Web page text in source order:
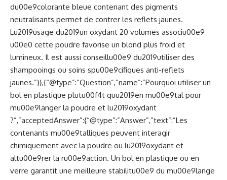
du00e9colorante bleue contenant des pigments
neutralisants permet de contrer les reflets jaunes.
Lu2019usage du2019un oxydant 20 volumes associu00e9
u00e0 cette poudre favorise un blond plus froid et
lumineux. Il est aussi conseillu00e9 du2019utiliser des
shampooings ou soins spu00e9cifiques anti-reflets
jaunes.”}},{“@type”:”Question”,”name”:”Pourquoi utiliser un
bol en plastique plutu00f4t quu2019en mu00e9tal pour
mu00e9langer la poudre et lu2019oxydant
?”,”acceptedAnswer”:{“@type”:”Answer”,”text”:”Les
contenants mu00e9talliques peuvent interagir
chimiquement avec la poudre ou lu2019oxydant et
altu00e9rer la ru00e9action. Un bol en plastique ou en
verre garantit une meilleure stabilitu00e9 du mu00e9lange